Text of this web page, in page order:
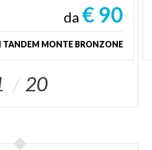
da € 90
TANDEM MONTE BRONZONE
20